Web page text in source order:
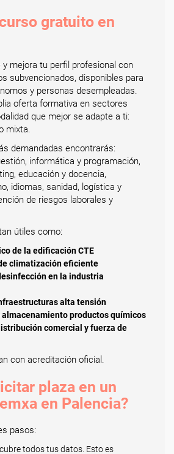
gratuito en
mejora tu perfil profesional con
subvencionados, disponibles para
y personas desempleadas.
oferta formativa en sectores
que mejor se adapte a ti:
mixta.
demandadas encontrarás:
informática y programación,
educación y docencia,
idiomas, sanidad, logística y
de riesgos laborales y
útiles como:
de la edificación CTE
climatización eficiente
en la industria
alta tensión
productos químicos
comercial y fuerza de
con acreditación oficial.
plaza en un
en Palencia?
pasos:
todos tus datos. Esto es